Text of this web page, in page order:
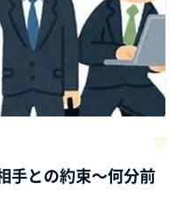
との約束～何分前